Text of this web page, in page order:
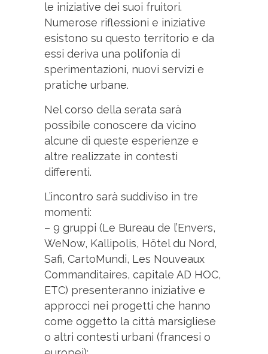
le iniziative dei suoi fruitori.
Numerose riflessioni e iniziative
esistono su questo territorio e da
essi deriva una polifonia di
sperimentazioni, nuovi servizi e
pratiche urbane.
Nel corso della serata sarà
possibile conoscere da vicino
alcune di queste esperienze e
altre realizzate in contesti
differenti.
L’incontro sarà suddiviso in tre
momenti:
– 9 gruppi (Le Bureau de l’Envers,
WeNow, Kallipolis, Hôtel du Nord,
Safi, CartoMundi, Les Nouveaux
Commanditaires, capitale AD HOC,
ETC) presenteranno iniziative e
approcci nei progetti che hanno
come oggetto la città marsigliese
o altri contesti urbani (francesi o